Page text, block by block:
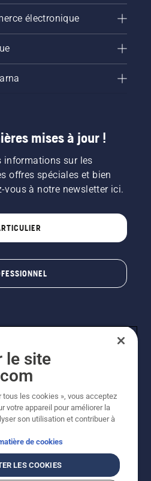
électronique
mises à jour !
informations sur les
offres spéciales et bien
vous à notre newsletter ici.
Tous droits réservés. Les prix
de Husqvarna Schweiz AG
prix en CHF, TVA 8,1 % et
de modification. Tous les
de vente recommandés (TVA
est disponible pour un achat
le site
tous les cookies », vous acceptez
votre appareil pour améliorer la
son utilisation et contribuer à
de cookies
LES COOKIES